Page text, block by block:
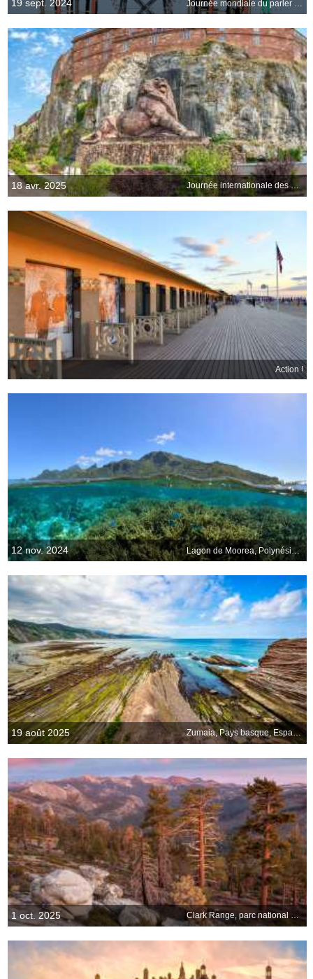
19 sept. 2024
18 avr. 2025 Journée internationale des monuments et des sites
Action !
12 nov. 2024 Lagon de Moorea, Polynésie française
19 août 2025 Zumaia, Pays basque, Espagne
1 oct. 2025 Clark Range, parc national de Yosemite, États-Unis